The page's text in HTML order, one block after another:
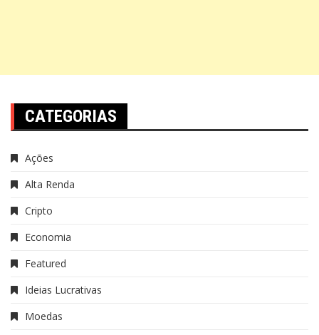
CATEGORIAS
Ações
Alta Renda
Cripto
Economia
Featured
Ideias Lucrativas
Moedas